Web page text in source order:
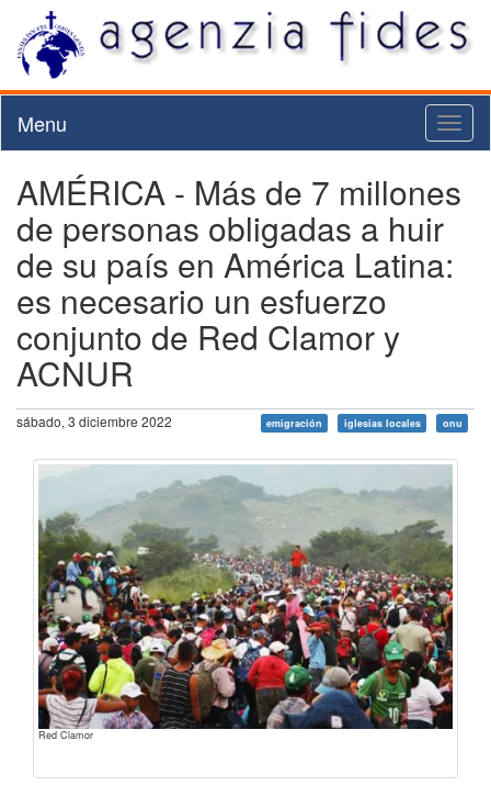
Menu
AMÉRICA - Más de 7 millones
de personas obligadas a huir
de su país en América Latina:
es necesario un esfuerzo
conjunto de Red Clamor y
ACNUR
sábado, 3 diciembre 2022 emigración iglesias locales onu
Red Clamor